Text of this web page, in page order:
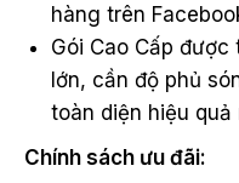
hàng trên
Gói Cao Cấp
lớn, cần độ phủ
toàn diện hiệu
Chính sách ưu đãi: